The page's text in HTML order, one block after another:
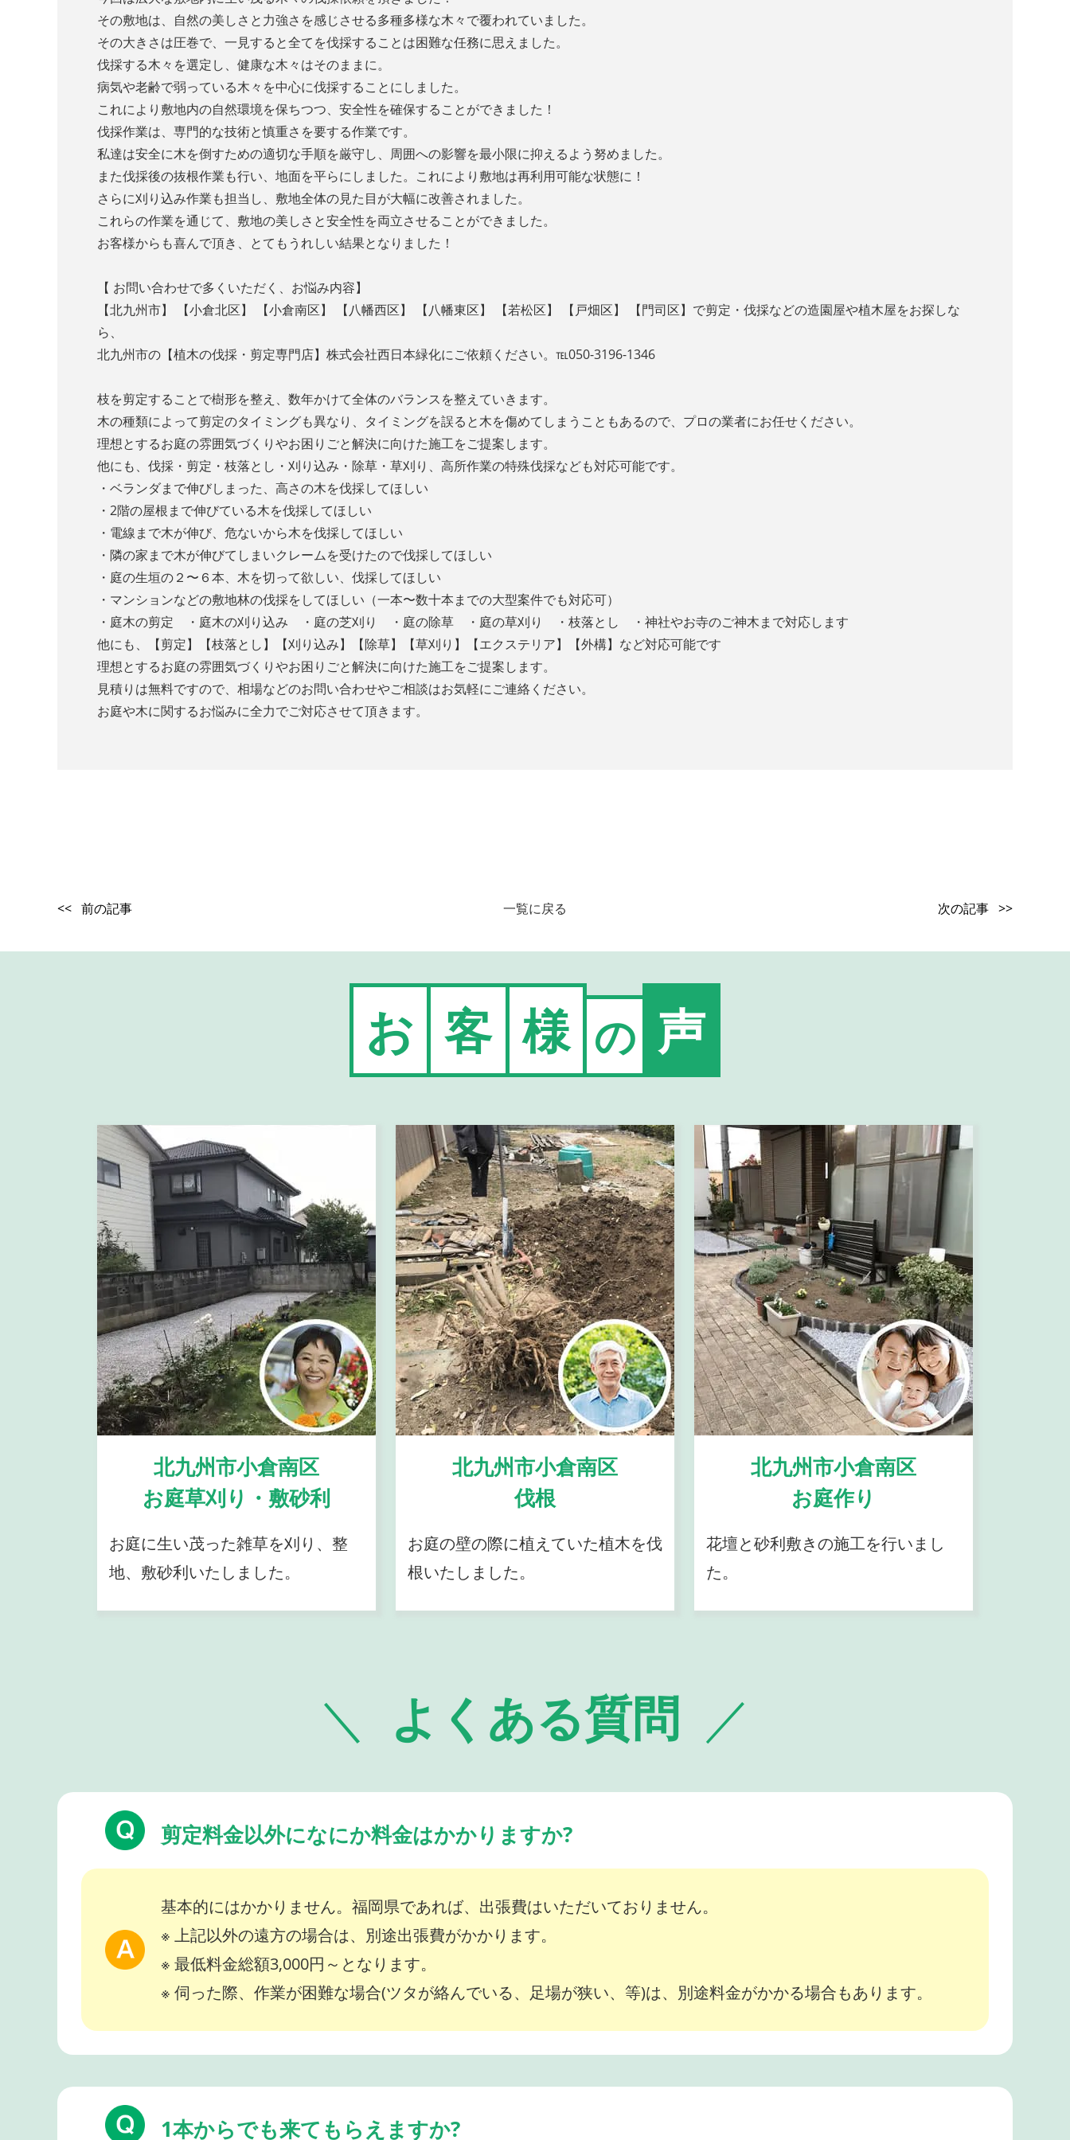
その敷地は、自然の美しさと力強さを感じさせる多種多様な木々で覆われていました。
その大きさは圧巻で、一見すると全てを伐採することは困難な任務に思えました。
伐採する木々を選定し、健康な木々はそのままに。
病気や老齢で弱っている木々を中心に伐採することにしました。
これにより敷地内の自然環境を保ちつつ、安全性を確保することができました！
伐採作業は、専門的な技術と慎重さを要する作業です。
私達は安全に木を倒すための適切な手順を厳守し、周囲への影響を最小限に抑えるよう努めました。
また伐採後の抜根作業も行い、地面を平らにしました。これにより敷地は再利用可能な状態に！
さらに刈り込み作業も担当し、敷地全体の見た目が大幅に改善されました。
これらの作業を通じて、敷地の美しさと安全性を両立させることができました。
お客様からも喜んで頂き、とてもうれしい結果となりました！
【 お問い合わせで多くいただく、お悩み内容】
【北九州市】 【小倉北区】 【小倉南区】 【八幡西区】 【八幡東区】 【若松区】 【戸畑区】 【門司区】で剪定・伐採などの造園屋や植木屋をお探しな
ら、
北九州市の【植木の伐採・剪定専門店】株式会社西日本緑化にご依頼ください。℡050-3196-1346
枝を剪定することで樹形を整え、数年かけて全体のバランスを整えていきます。
木の種類によって剪定のタイミングも異なり、タイミングを誤ると木を傷めてしまうこともあるので、プロの業者にお任せください。
理想とするお庭の雰囲気づくりやお困りごと解決に向けた施工をご提案します。
他にも、伐採・剪定・枝落とし・刈り込み・除草・草刈り、高所作業の特殊伐採なども対応可能です。
・ベランダまで伸びしまった、高さの木を伐採してほしい
・2階の屋根まで伸びている木を伐採してほしい
・電線まで木が伸び、危ないから木を伐採してほしい
・隣の家まで木が伸びてしまいクレームを受けたので伐採してほしい
・庭の生垣の２〜６本、木を切って欲しい、伐採してほしい
・マンションなどの敷地林の伐採をしてほしい（一本〜数十本までの大型案件でも対応可）
・庭木の剪定 ・庭木の刈り込み ・庭の芝刈り ・庭の除草 ・庭の草刈り ・枝落とし ・神社やお寺のご神木まで対応します
他にも、【剪定】【枝落とし】【刈り込み】【除草】【草刈り】【エクステリア】【外構】など対応可能です
理想とするお庭の雰囲気づくりやお困りごと解決に向けた施工をご提案します。
見積りは無料ですので、相場などのお問い合わせやご相談はお気軽にご連絡ください。
お庭や木に関するお悩みに全力でご対応させて頂きます。
<< 前の記事 一覧に戻る 次の記事 >>
お 客 様 の 声
北九州市小倉南区
お庭草刈り・敷砂利
お庭に生い茂った雑草を刈り、整
地、敷砂利いたしました。
北九州市小倉南区
伐根
お庭の壁の際に植えていた植木を伐
根いたしました。
北九州市小倉南区
お庭作り
花壇と砂利敷きの施工を行いまし
た。
よくある質問
剪定料金以外になにか料金はかかりますか?
基本的にはかかりません。福岡県であれば、出張費はいただいておりません。
※ 上記以外の遠方の場合は、別途出張費がかかります。
※ 最低料金総額3,000円～となります。
※ 伺った際、作業が困難な場合(ツタが絡んでいる、足場が狭い、等)は、別途料金がかかる場合もあります。
1本からでも来てもらえますか?